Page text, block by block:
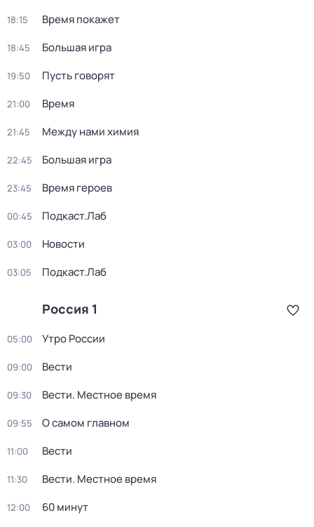
18:15 Время покажет
18:45 Большая игра
19:50 Пусть говорят
21:00 Время
21:45 Между нами химия
22:45 Большая игра
23:45 Время героев
00:45 Подкаст.Лаб
03:00 Новости
03:05 Подкаст.Лаб
Россия 1
05:00 Утро России
09:00 Вести
09:30 Вести. Местное время
09:55 О самом главном
11:00 Вести
11:30 Вести. Местное время
12:00 60 минут